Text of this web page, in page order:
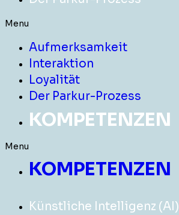
Menu
Aufmerksamkeit
Interaktion
Loyalität
Der Parkur-Prozess
KOMPETENZEN
Menu
KOMPETENZEN
Künstliche Intelligenz (AI)